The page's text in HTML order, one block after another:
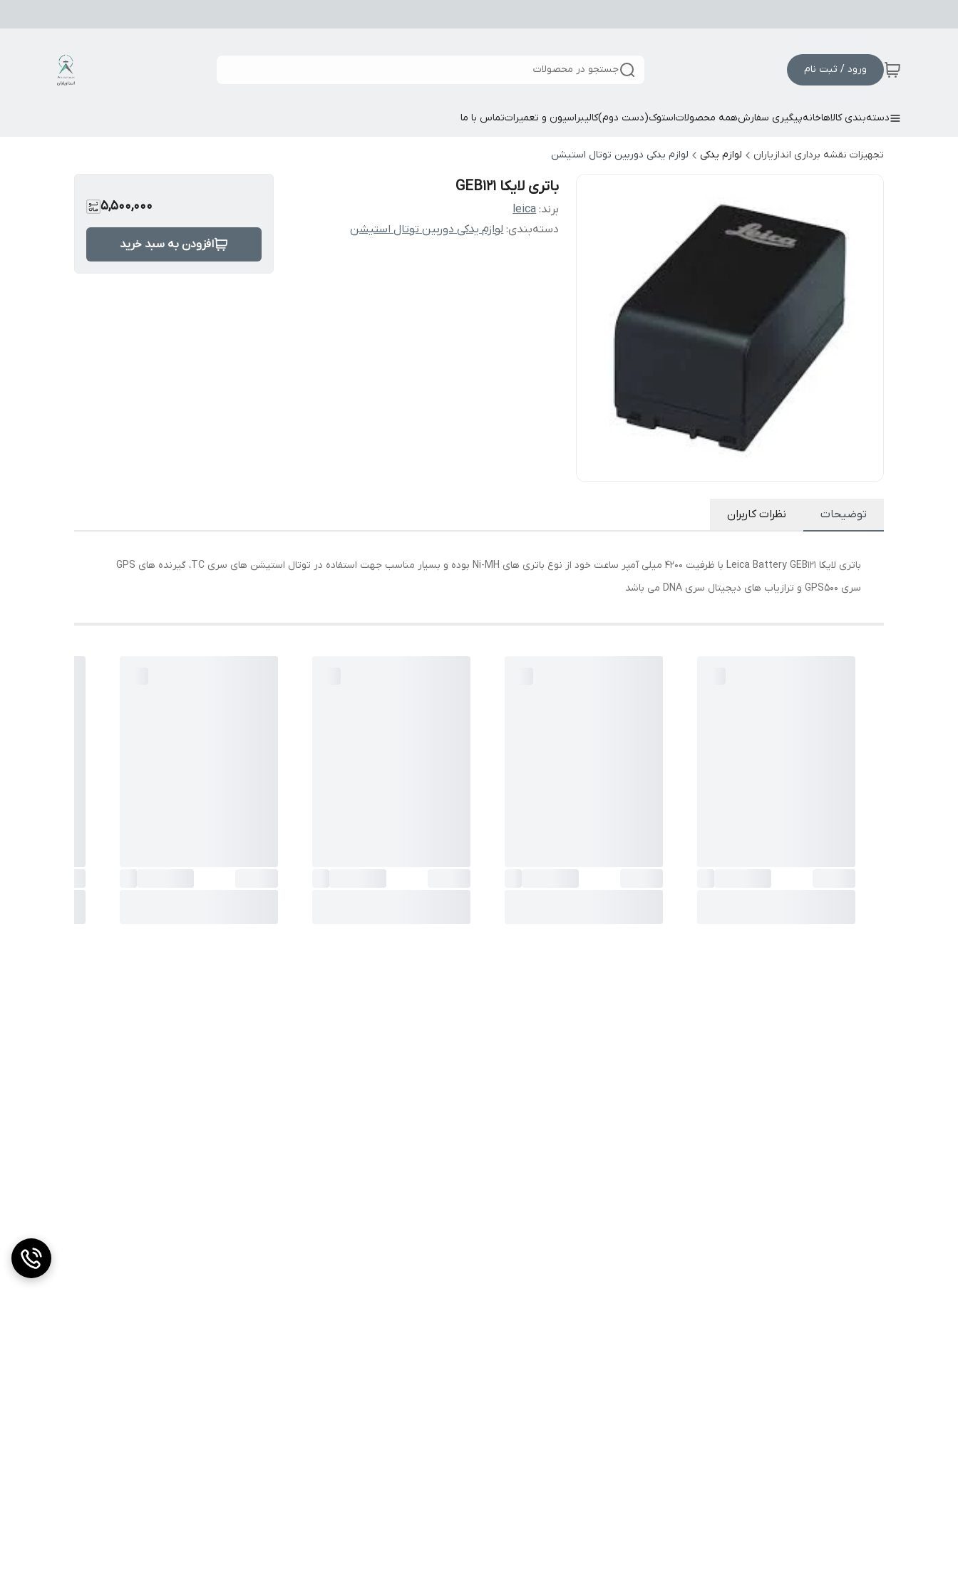
ورود / ثبت نام جستجو در محصولات
دسته‌بندی کالاهاخانهپیگیری سفارشهمه محصولاتاستوک(دست دوم)کالیبراسیون و تعمیراتتماس با ما
تجهیزات نقشه برداری اندازیاران لوازم یدکی لوازم یدکی دوربین توتال استیشن
باتری لایکا GEB121
برند: leica
دسته‌بندی:لوازم یدکی دوربین توتال استیشن
5,500,000
افزودن به سبد خرید
توضیحات نظرات کاربران
باتری لایکا Leica Battery GEB121 با ظرفیت 4200 میلی آمپر ساعت خود از نوع باتری های Ni-MH بوده و بسیار مناسب جهت استفاده در توتال استیشن های سری TC، گیرنده های GPS
سری GPS500 و ترازیاب های دیجیتال سری DNA می باشد